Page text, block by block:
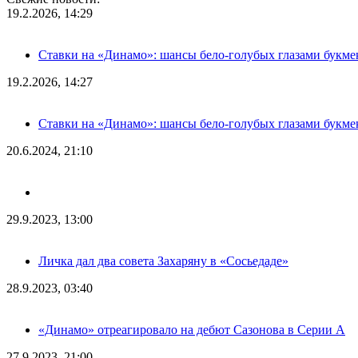
19.2.2026, 14:29
Ставки на «Динамо»: шансы бело-голубых глазами
19.2.2026, 14:27
Ставки на «Динамо»: шансы бело-голубых глазами
20.6.2024, 21:10
29.9.2023, 13:00
Личка дал два совета Захаряну в «Сосьедаде»
28.9.2023, 03:40
«Динамо» отреагировало на дебют Сазонова в Серии А